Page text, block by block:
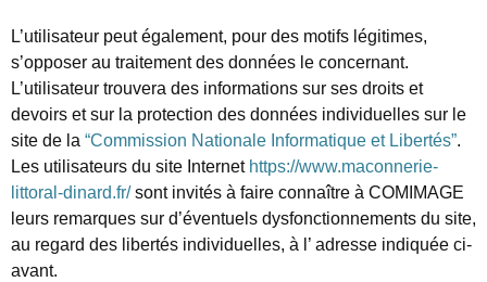
L’utilisateur peut également, pour des motifs légitimes,
s’opposer au traitement des données le concernant.
L’utilisateur trouvera des informations sur ses droits et
devoirs et sur la protection des données individuelles sur le
site de la “Commission Nationale Informatique et Libertés”.
Les utilisateurs du site Internet https://www.maconnerie-
littoral-dinard.fr/sont invités à faire connaître à COMIMAGE
leurs remarques sur d’éventuels dysfonctionnements du site,
au regard des libertés individuelles, à l’ adresse indiquée ci-
avant.